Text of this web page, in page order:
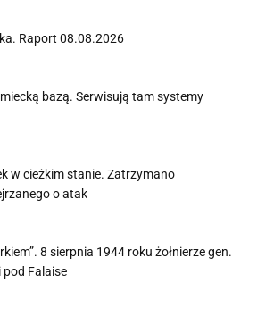
Raport 08.08.2026
bazą. Serwisują tam systemy
w cieżkim stanie. Zatrzymano
o atak
8 sierpnia 1944 roku żołnierze gen.
Falaise